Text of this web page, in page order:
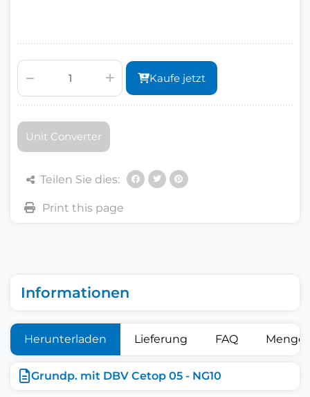
Kaufe jetzt
Unit Converter
Teilen Sie dies:
Informationen
Herunterladen Lieferung FAQ
Grundp. mit DBV Cetop 05 - NG10